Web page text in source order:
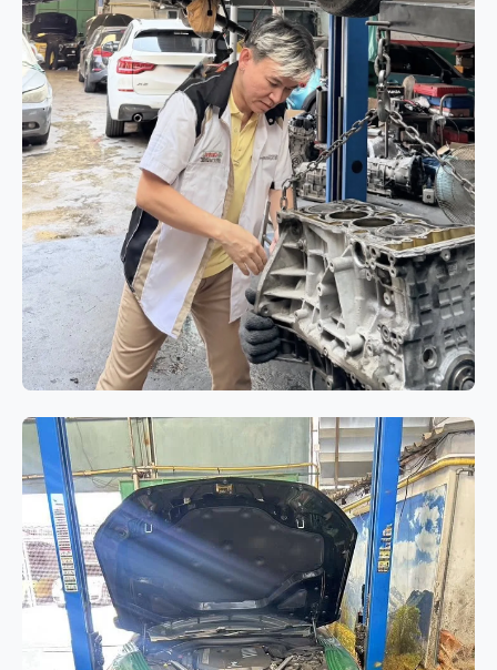
เครื่องยนต์
BMW 320i E90 โอเวอร์ฮอล
เครื่องยนต์ N46 แก้ปัญหาอาการกิน
น้ำมันเครื่องและควันขาว
BMW 320i